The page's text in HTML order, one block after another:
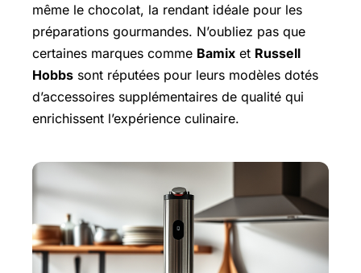
même le chocolat, la rendant idéale pour les
préparations gourmandes. N’oubliez pas que
certaines marques comme Bamix et Russell
Hobbs sont réputées pour leurs modèles dotés
d’accessoires supplémentaires de qualité qui
enrichissent l’expérience culinaire.